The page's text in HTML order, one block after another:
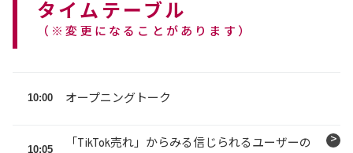
タイムテーブル
（※変更になることがあります）
10:00 オープニングトーク
10:05
「TikTok売れ」からみる信じられるユーザーの